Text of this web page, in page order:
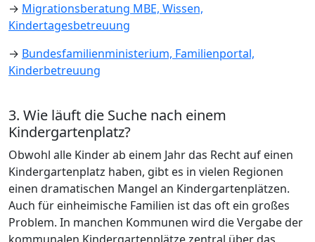
→ Migrationsberatung MBE, Wissen,
Kindertagesbetreuung
→ Bundesfamilienministerium, Familienportal,
Kinderbetreuung
3. Wie läuft die Suche nach einem
Kindergartenplatz?
Obwohl alle Kinder ab einem Jahr das Recht auf einen
Kindergartenplatz haben, gibt es in vielen Regionen
einen dramatischen Mangel an Kindergartenplätzen.
Auch für einheimische Familien ist das oft ein großes
Problem. In manchen Kommunen wird die Vergabe der